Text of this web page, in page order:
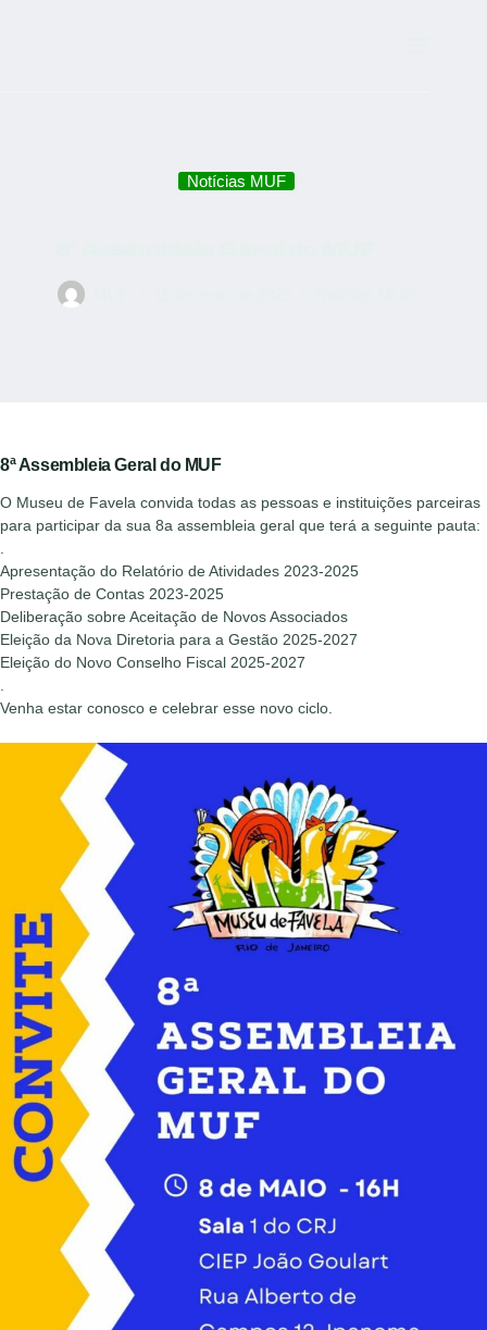
Notícias MUF
8ª Assembleia Geral do MUF
O Museu de Favela convida todas as pessoas e instituições parceiras
para participar da sua 8a assembleia geral que terá a seguinte pauta:
Apresentação do Relatório de Atividades 2023-2025
Prestação de Contas 2023-2025
Deliberação sobre Aceitação de Novos Associados
Eleição da Nova Diretoria para a Gestão 2025-2027
Eleição do Novo Conselho Fiscal 2025-2027
Venha estar conosco e celebrar esse novo ciclo.